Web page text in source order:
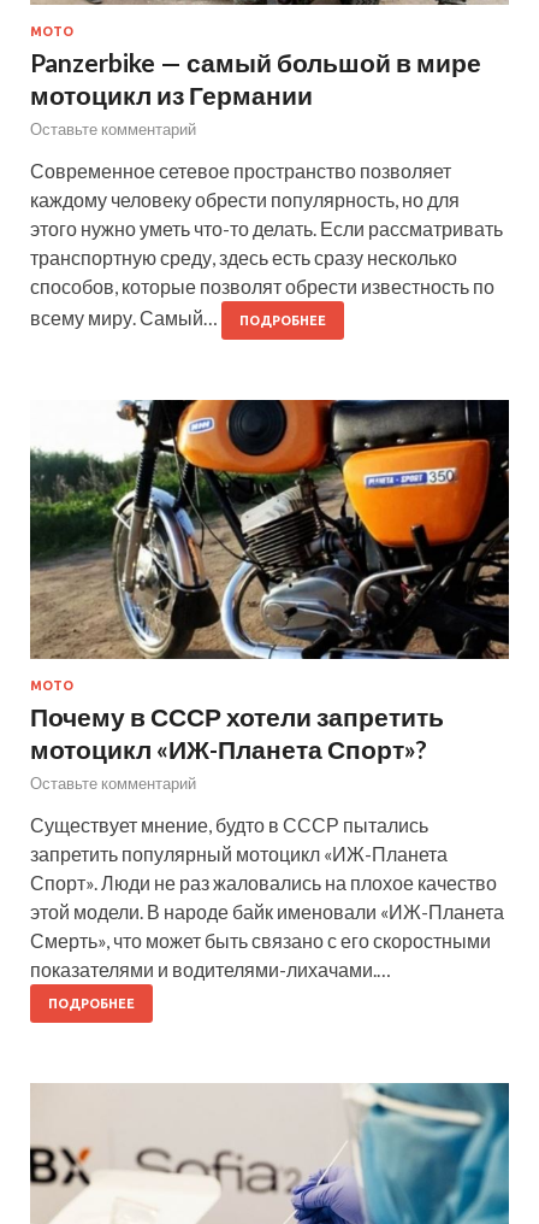
МОТО
Panzerbike — самый большой в мире
мотоцикл из Германии
Оставьте комментарий
Современное сетевое пространство позволяет
каждому человеку обрести популярность, но для
этого нужно уметь что-то делать. Если рассматривать
транспортную среду, здесь есть сразу несколько
способов, которые позволят обрести известность по
всему миру. Самый…
ПОДРОБНЕЕ
МОТО
Почему в СССР хотели запретить
мотоцикл «ИЖ-Планета Спорт»?
Оставьте комментарий
Существует мнение, будто в СССР пытались
запретить популярный мотоцикл «ИЖ-Планета
Спорт». Люди не раз жаловались на плохое качество
этой модели. В народе байк именовали «ИЖ-Планета
Смерть», что может быть связано с его скоростными
показателями и водителями-лихачами.…
ПОДРОБНЕЕ